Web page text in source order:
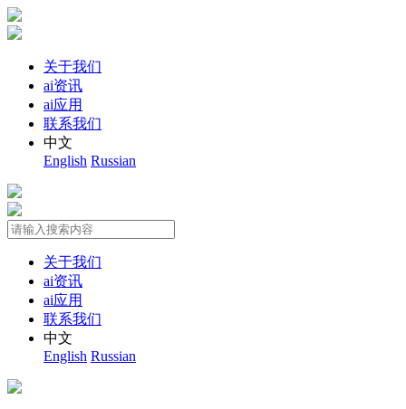
关于我们
ai资讯
ai应用
联系我们
中文
English Russian
关于我们
ai资讯
ai应用
联系我们
中文
English Russian